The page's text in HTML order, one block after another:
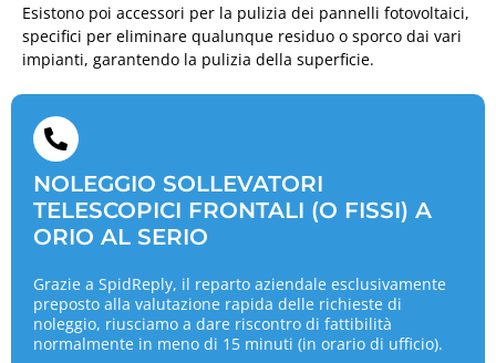
Esistono poi accessori per la pulizia dei pannelli fotovoltaici,
specifici per eliminare qualunque residuo o sporco dai vari
impianti, garantendo la pulizia della superficie.
NOLEGGIO SOLLEVATORI
TELESCOPICI FRONTALI (O FISSI) A
ORIO AL SERIO
Grazie a SpidReply, il reparto aziendale esclusivamente
preposto alla valutazione rapida delle richieste di
noleggio, riusciamo a dare riscontro di fattibilità
normalmente in meno di 15 minuti (in orario di ufficio).